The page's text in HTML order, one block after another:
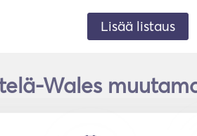
Lisää listaus
Wales